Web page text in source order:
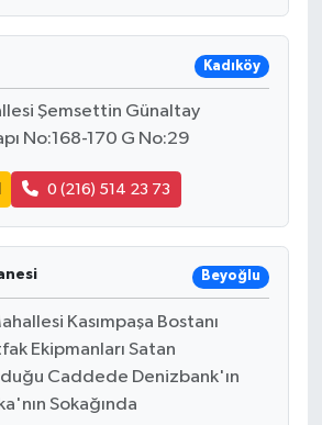
Kadıköy
Şemsettin Günaltay
No:168-170 G No:29
0 (216) 514 23 73
Beyoğlu
Kasımpaşa Bostanı
Ekipmanları Satan
Caddede Denizbank'ın
Sokağında